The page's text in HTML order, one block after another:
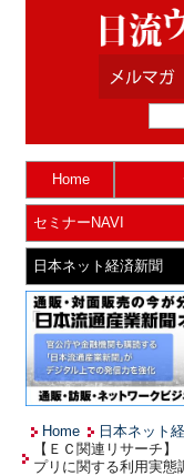
Home
セミナーNAVI
日本ネット経済新聞
Home 日本ネット
【ＥＣ関連リサーチ
プリに関する利用実態